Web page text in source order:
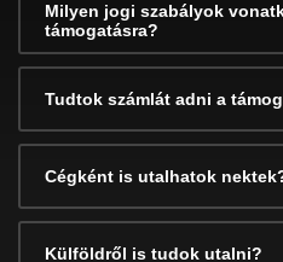
Milyen jogi szabályok
támogatásra?
Tudtok számlát adni a
Cégként is utalhatok
Külföldről is tudok utalni?